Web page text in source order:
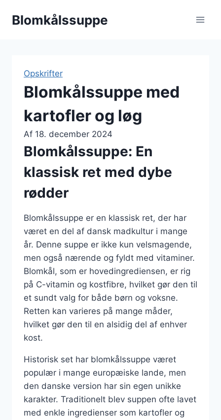
Blomkålssuppe
Opskrifter
Blomkålssuppe med
kartofler og løg
Af 18. december 2024
Blomkålssuppe: En
klassisk ret med dybe
rødder
Blomkålssuppe er en klassisk ret, der har
været en del af dansk madkultur i mange
år. Denne suppe er ikke kun velsmagende,
men også nærende og fyldt med vitaminer.
Blomkål, som er hovedingrediensen, er rig
på C-vitamin og kostfibre, hvilket gør den til
et sundt valg for både børn og voksne.
Retten kan varieres på mange måder,
hvilket gør den til en alsidig del af enhver
kost.
Historisk set har blomkålssuppe været
populær i mange europæiske lande, men
den danske version har sin egen unikke
karakter. Traditionelt blev suppen ofte lavet
med enkle ingredienser som kartofler og